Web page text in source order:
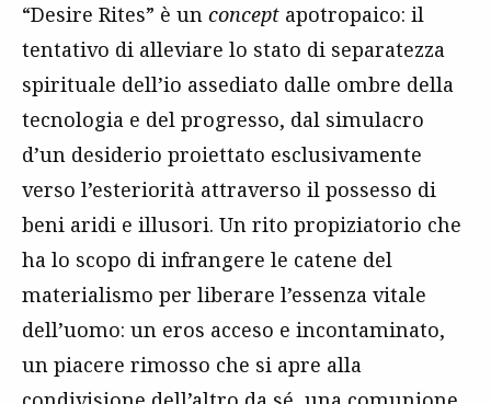
“Desire Rites” è un concept apotropaico: il
tentativo di alleviare lo stato di separatezza
spirituale dell’io assediato dalle ombre della
tecnologia e del progresso, dal simulacro
d’un desiderio proiettato esclusivamente
verso l’esteriorità attraverso il possesso di
beni aridi e illusori. Un rito propiziatorio che
ha lo scopo di infrangere le catene del
materialismo per liberare l’essenza vitale
dell’uomo: un eros acceso e incontaminato,
un piacere rimosso che si apre alla